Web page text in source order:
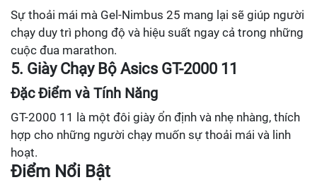
Sự thoải mái mà Gel-Nimbus 25 mang lại sẽ giúp người
chạy duy trì phong độ và hiệu suất ngay cả trong những
cuộc đua marathon.
5. Giày Chạy Bộ Asics GT-2000 11
Đặc Điểm và Tính Năng
GT-2000 11 là một đôi giày ổn định và nhẹ nhàng, thích
hợp cho những người chạy muốn sự thoải mái và linh
hoạt.
Điểm Nổi Bật